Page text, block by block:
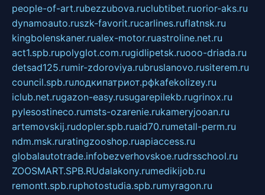
people-of-art.rubezzubova.ruclubtibet.ruorior-aks.ru
dynamoauto.ruszk-favorit.rucarlines.ruflatnsk.ru
kingbolenskaner.rualex-motor.ruastroline.net.ru
act1.spb.rupolyglot.com.rugidlipetsk.ruooo-driada.ru
detsad125.rumir-zdoroviya.rubruslanovo.rusiterem.ru
council.spb.ruлодкипатриот.рфkafekolizey.ru
iclub.net.rugazon-easy.rusugarepilekb.rugrinox.ru
pylesostineco.rumsts-ozarenie.rukameryjooan.ru
artemovskij.rudopler.spb.ruaid70.rumetall-perm.ru
ndm.msk.ruratingzooshop.ruapiaccess.ru
globalautotrade.infobezverhovskoe.rudrsschool.ru
ZOOSMART.SPB.RUdalakony.rumedikijob.ru
remontt.spb.ruphotostudia.spb.rumyragon.ru